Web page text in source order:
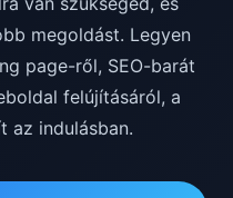
megoldást. Legyen
page-ről, SEO-barát
felújításáról, a
az indulásban.